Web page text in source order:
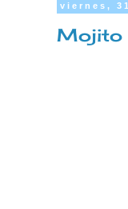
viernes,
Mojito